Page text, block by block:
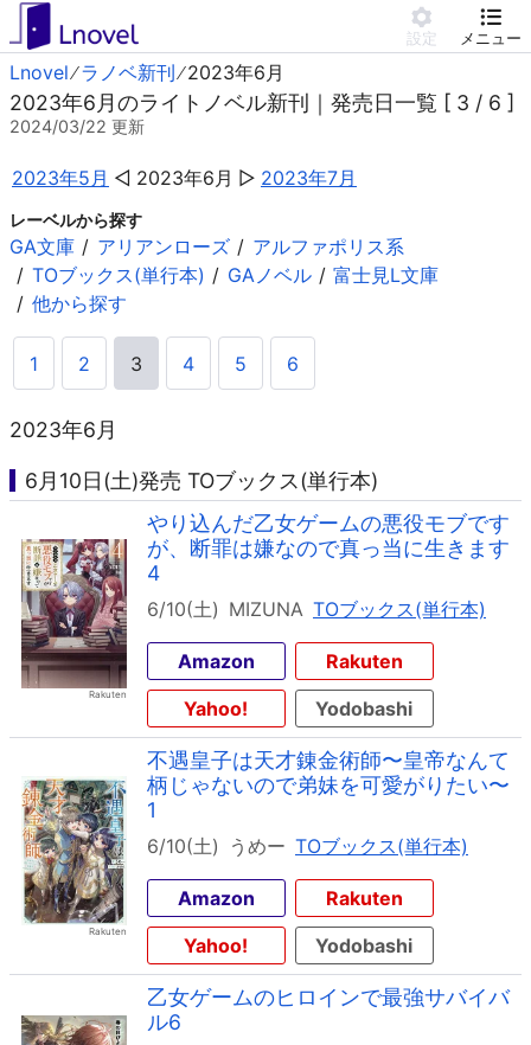
設定 メニュー
Lnovel ラノベ新刊 2023年6月
2023年6月のライトノベル新刊｜発売日一覧 [ 3 / 6 ]
2024/03/22 更新
2023年5月 2023年6月 2023年7月
レーベルから探す
GA文庫 アリアンローズ
アルファポリス系
TOブックス(単行本)
GAノベル
富士見L文庫
他から探す
1 2 3 4 5 6
2023年6月
6月10日(土)発売 TOブックス(単行本)
やり込んだ乙女ゲームの悪役モブです
が、断罪は嫌なので真っ当に生きます
4
6/10(土) MIZUNA TOブックス(単行本)
Amazon
Rakuten
Yahoo!
Yodobashi
不遇皇子は天才錬金術師〜皇帝なんて
柄じゃないので弟妹を可愛がりたい〜
1
6/10(土) うめー TOブックス(単行本)
Amazon
Rakuten
Yahoo!
Yodobashi
乙女ゲームのヒロインで最強サバイバ
ル6